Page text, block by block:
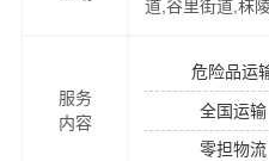
万信在深圳，珠海，河源，
道,谷里街道,秣
服务
内容
危险品运
全国运输
零担物流